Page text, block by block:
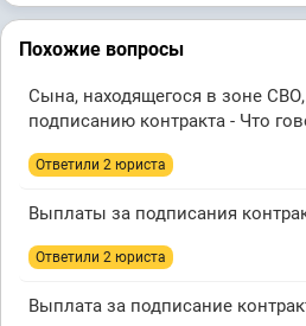
Похожие вопросы
Сына, находящегося в зоне
подписанию контракта - Что
Ответили 2 юристa
Выплаты за подписания
Ответили 2 юристa
Выплата за подписание